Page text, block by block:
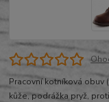
Pracovní kotníková obuv
kůže, podrážka pryž,